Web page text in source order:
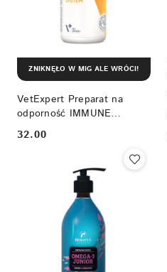
VetExpert Preparat na
odporność IMMUNE
SYSTEM 30 kapsułek
Cena:
32.00
ZNIKNĘŁO W MIG ALE WRÓCI!